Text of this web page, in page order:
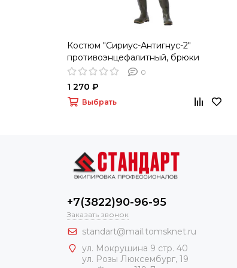
Костюм "Сириус-Антигнус-2"
противоэнцефалитный, брюки
(КМФ Тайга)
0
1 270 ₽
Выбрать
+7(3822)90-96-95
Заказать звонок
standart@mail.tomsknet.ru
ул. Мокрушина 9 стр. 40
ул. Розы Люксембург, 19